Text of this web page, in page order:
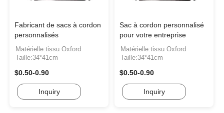
Fabricant de sacs à cordon
personnalisés
Matérielle:tissu Oxford
Taille:34*41cm
$0.50-0.90
Inquiry
Sac à cordon personnalisé
pour votre entreprise
Matérielle:tissu Oxford
Taille:34*41cm
$0.50-0.90
Inquiry